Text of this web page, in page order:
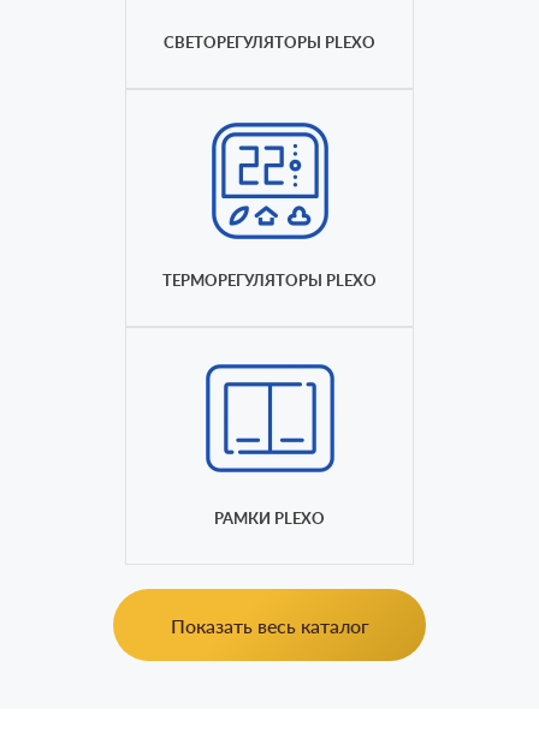
СВЕТОРЕГУЛЯТОРЫ PLEXO
ТЕРМОРЕГУЛЯТОРЫ PLEXO
РАМКИ PLEXO
Показать весь каталог